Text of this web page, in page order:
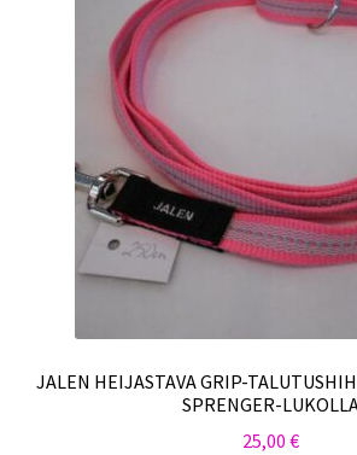
JALEN HEIJASTAVA GRIP-
SPRENGER-
25,00 €